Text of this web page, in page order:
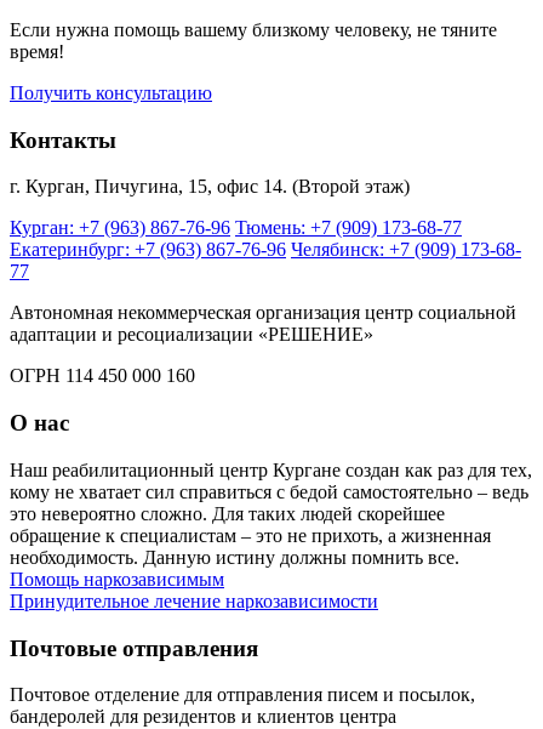
Если нужна помощь вашему близкому человеку, не тяните
время!
Получить консультацию
Контакты
г. Курган, Пичугина, 15, офис 14. (Второй этаж)
Курган: +7 (963) 867-76-96 Тюмень: +7 (909) 173-68-77
Екатеринбург: +7 (963) 867-76-96 Челябинск: +7 (909) 173-68-
77
Автономная некоммерческая организация центр социальной
адаптации и ресоциализации «РЕШЕНИЕ»
ОГРН 114 450 000 160
О нас
Наш реабилитационный центр Кургане создан как раз для тех,
кому не хватает сил справиться с бедой самостоятельно – ведь
это невероятно сложно. Для таких людей скорейшее
обращение к специалистам – это не прихоть, а жизненная
необходимость. Данную истину должны помнить все.
Помощь наркозависимым
Принудительное лечение наркозависимости
Почтовые отправления
Почтовое отделение для отправления писем и посылок,
бандеролей для резидентов и клиентов центра